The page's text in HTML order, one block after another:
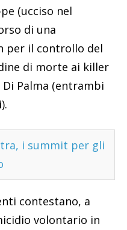
(ucciso nel
di una
per il controllo del
di morte ai killer
Di Palma (entrambi
i summit per gli
contestano, a
volontario in